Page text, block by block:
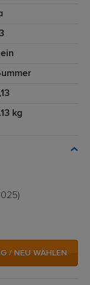
kg
/ NEU WÄHLEN